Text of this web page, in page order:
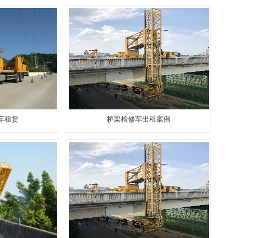
20米桥梁检测车出租…
18米桥梁检测车出租…
租赁 桥梁检修车出租案例